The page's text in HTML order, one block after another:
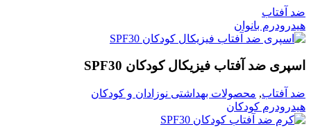
ضد آفتاب
هیدرودرم بانوان
اسپری ضد آفتاب فیزیکال کودکان SPF30
ضد آفتاب, محصولات بهداشتی نوزادان و کودکان
هیدرودرم کودکان